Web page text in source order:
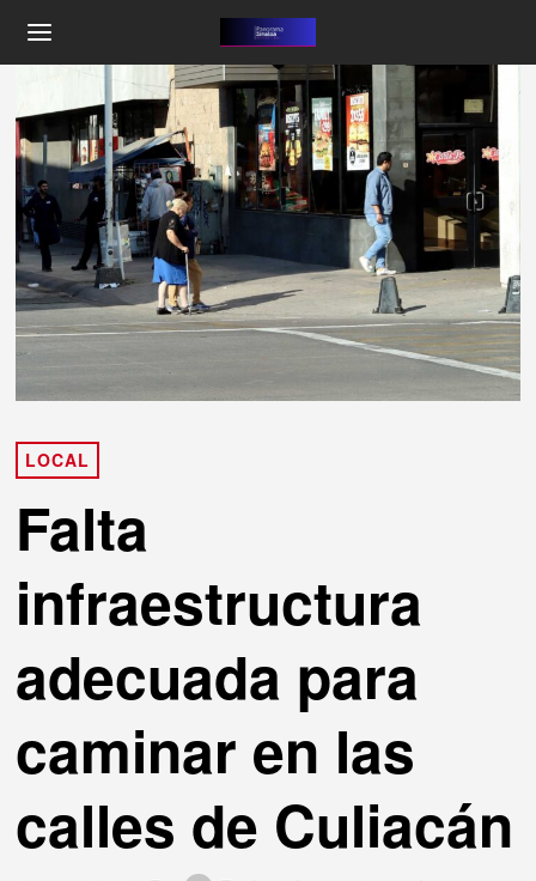
LOCAL
Falta
infraestructura
adecuada para
caminar en las
calles de Culiacán